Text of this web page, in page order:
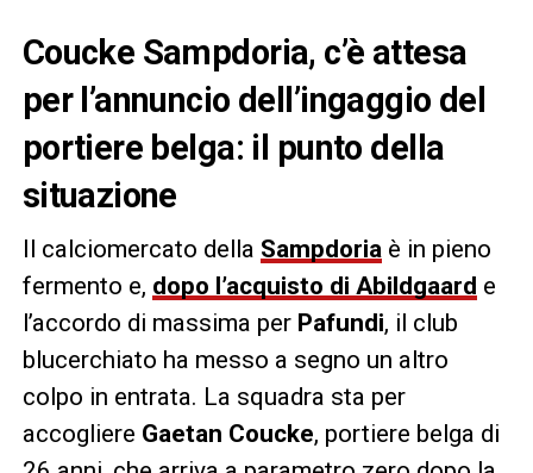
Coucke Sampdoria, c’è attesa
per l’annuncio dell’ingaggio del
portiere belga: il punto della
situazione
Il calciomercato della Sampdoriaè in pieno
fermento e, dopo l’acquisto di Abildgaard e
l’accordo di massima per Pafundi, il club
blucerchiato ha messo a segno un altro
colpo in entrata. La squadra sta per
accogliere Gaetan Coucke, portiere belga di